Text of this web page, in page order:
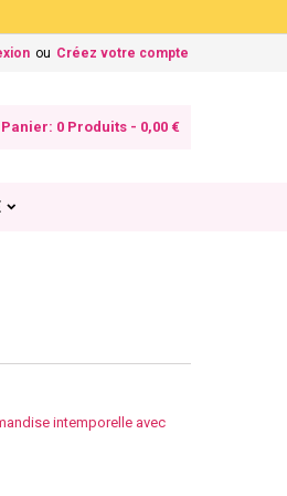
ou Créez votre compte
Panier: 0 Produits - 0,00 €
intemporelle avec